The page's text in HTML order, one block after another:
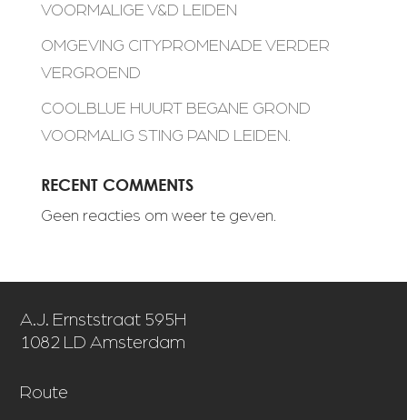
VOORMALIGE V&D LEIDEN
OMGEVING CITYPROMENADE VERDER
VERGROEND
COOLBLUE HUURT BEGANE GROND
VOORMALIG STING PAND LEIDEN.
RECENT COMMENTS
Geen reacties om weer te geven.
A.J. Ernststraat 595H
1082 LD Amsterdam
Route